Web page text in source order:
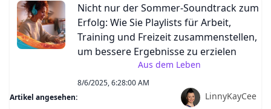
Nicht nur der Sommer-Soundtrack zum
Erfolg: Wie Sie Playlists für Arbeit,
Training und Freizeit zusammenstellen,
um bessere Ergebnisse zu erzielen
Aus dem Leben
8/6/2025, 6:28:00 AM
Artikel angesehen:
LinnyKayCee